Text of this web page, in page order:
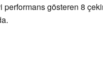
performans gösteren 8